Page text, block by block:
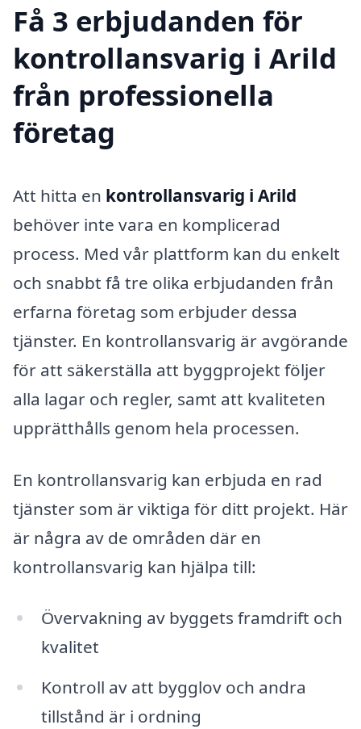
Få 3 erbjudanden för
kontrollansvarig i Arild
från professionella
företag
Att hitta en kontrollansvarig i Arild
behöver inte vara en komplicerad
process. Med vår plattform kan du enkelt
och snabbt få tre olika erbjudanden från
erfarna företag som erbjuder dessa
tjänster. En kontrollansvarig är avgörande
för att säkerställa att byggprojekt följer
alla lagar och regler, samt att kvaliteten
upprätthålls genom hela processen.
En kontrollansvarig kan erbjuda en rad
tjänster som är viktiga för ditt projekt. Här
är några av de områden där en
kontrollansvarig kan hjälpa till:
Övervakning av byggets framdrift och
kvalitet
Kontroll av att bygglov och andra
tillstånd är i ordning